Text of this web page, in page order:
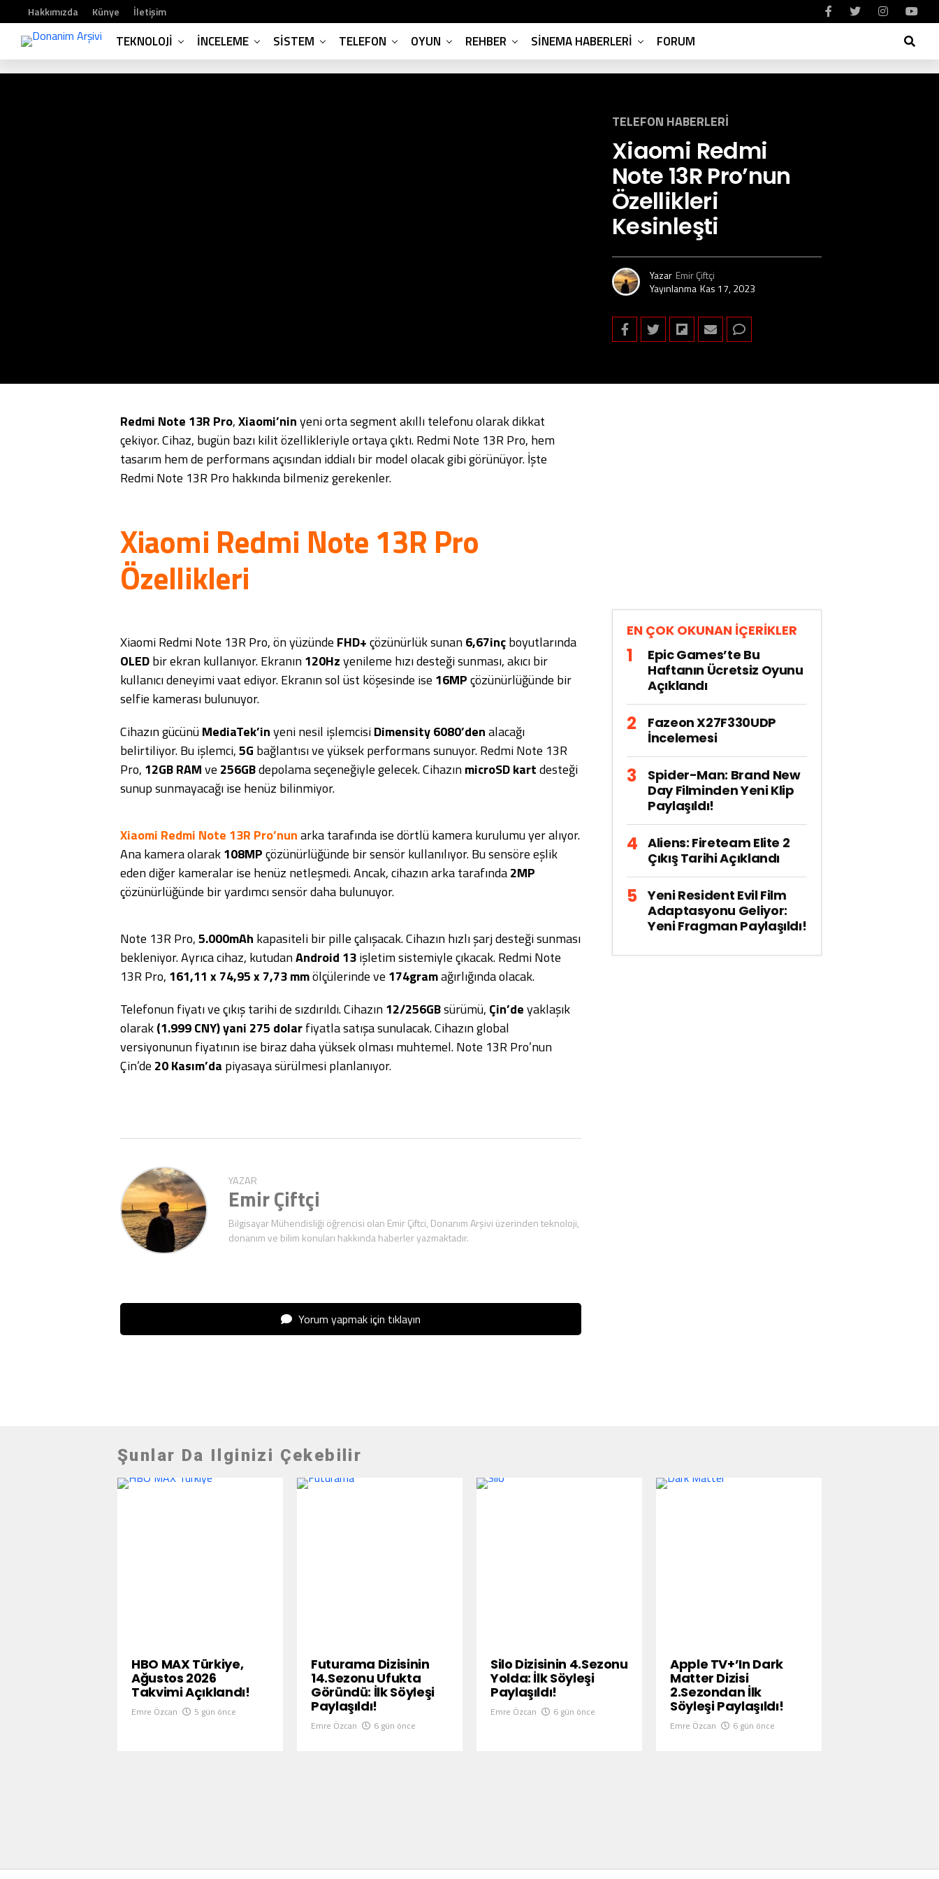
Hakkımızda Künye İletişim
TEKNOLOJI İNCELEME SISTEM TELEFON OYUN REHBER SINEMA HABERLERI FORUM
TELEFON HABERLERI
Xiaomi Redmi
Note 13R Pro’nun
Özellikleri
Kesinleşti
Yazar Emir Çiftçi
Yayınlanma Kas 17, 2023
Redmi Note 13R Pro,Xiaomi’ninyeni orta segment akıllı telefonu olarak dikkat
çekiyor. Cihaz, bugün bazı kilit özellikleriyle ortaya çıktı. Redmi Note 13R Pro, hem
tasarım hem de performans açısından iddialı bir model olacak gibi görünüyor. İşte
Redmi Note 13R Pro hakkında bilmeniz gerekenler.
Xiaomi Redmi Note 13R Pro
Özellikleri
Xiaomi Redmi Note 13R Pro, ön yüzünde FHD+çözünürlük sunan6,67inçboyutlarında
OLEDbir ekran kullanıyor. Ekranın120Hzyenileme hızı desteği sunması, akıcı bir
kullanıcı deneyimi vaat ediyor. Ekranın sol üst köşesinde ise 16MPçözünürlüğünde bir
selfie kamerası bulunuyor.
Cihazın gücünüMediaTek’inyeni nesil işlemcisiDimensity 6080’denalacağı
belirtiliyor. Bu işlemci,5G bağlantısı ve yüksek performans sunuyor. Redmi Note 13R
Pro, 12GB RAMve 256GBdepolama seçeneğiyle gelecek. CihazınmicroSDkartdesteği
sunup sunmayacağı ise henüz bilinmiyor.
Xiaomi Redmi Note 13R Pro’nunarka tarafında ise dörtlü kamera kurulumu yer alıyor.
Ana kamera olarak108MPçözünürlüğünde bir sensör kullanılıyor. Bu sensöre eşlik
eden diğer kameralar ise henüz netleşmedi. Ancak, cihazın arka tarafında2MP
çözünürlüğünde bir yardımcı sensör daha bulunuyor.
Note 13R Pro,5.000mAh kapasiteli bir pille çalışacak. Cihazın hızlı şarj desteği sunması
bekleniyor. Ayrıca cihaz, kutudanAndroid 13işletim sistemiyle çıkacak. Redmi Note
13R Pro, 161,11 x 74,95 x 7,73 mmölçülerinde ve 174gramağırlığında olacak.
Telefonun fiyatı ve çıkış tarihi de sızdırıldı. Cihazın12/256GBsürümü, Çin’deyaklaşık
olarak(1.999 CNY) yani 275 dolarfiyatla satışa sunulacak. Cihazın global
versiyonunun fiyatının ise biraz daha yüksek olması muhtemel. Note 13R Pro’nun
Çin’de 20 Kasım’da piyasaya sürülmesi planlanıyor.
YAZAR
Emir Çiftçi
Bilgisayar Mühendisliği öğrencisi olan Emir Çiftci, Donanım Arşivi üzerinden teknoloji,
donanım ve bilim konuları hakkında haberler yazmaktadır.
Yorum yapmak için tıklayın
EN ÇOK OKUNAN İÇERİKLER
Epic Games’te Bu
Haftanın Ücretsiz Oyunu
Açıklandı
Fazeon X27F330UDP
İncelemesi
Spider-Man: Brand New
Day Filminden Yeni Klip
Paylaşıldı!
Aliens: Fireteam Elite 2
Çıkış Tarihi Açıklandı
Yeni Resident Evil Film
Adaptasyonu Geliyor:
Yeni Fragman Paylaşıldı!
Şunlar Da Ilginizi Çekebilir
HBO MAX Türkiye,
Ağustos 2026
Takvimi Açıklandı!
Emre Özcan 5 gün önce
Futurama Dizisinin
14.Sezonu Ufukta
Göründü: İlk Söyleşi
Paylaşıldı!
Emre Özcan 6 gün önce
Silo Dizisinin 4.Sezonu
Yolda: İlk Söyleşi
Paylaşıldı!
Emre Özcan 6 gün önce
Apple TV+’ın Dark
Matter Dizisi
2.Sezondan İlk
Söyleşi Paylaşıldı!
Emre Özcan 6 gün önce